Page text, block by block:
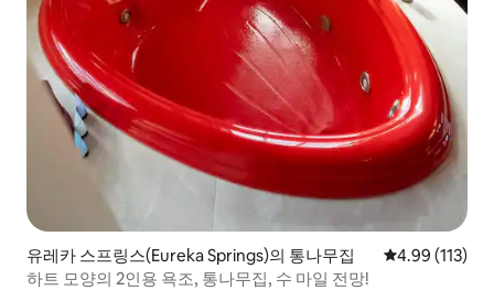
유레카 스프링스(Eureka Springs)의 통나무집 평점 4.99점(5
4.99 (113)
하트 모양의 2인용 욕조, 통나무집, 수 마일 전망!